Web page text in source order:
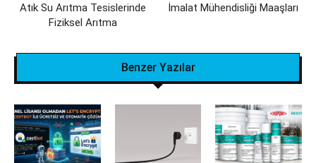
Atık Su Arıtma Tesislerinde
Fiziksel Arıtma
İmalat Mühendisliği Maaşları
Benzer Yazılar